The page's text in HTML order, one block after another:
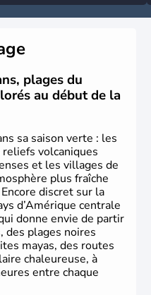
plages du
au début de la
sa saison verte : les
volcaniques
et les villages de
plus fraîche
discret sur la
d’Amérique centrale
donne envie de partir
des plages noires
mayas, des routes
chaleureuse, à
entre chaque